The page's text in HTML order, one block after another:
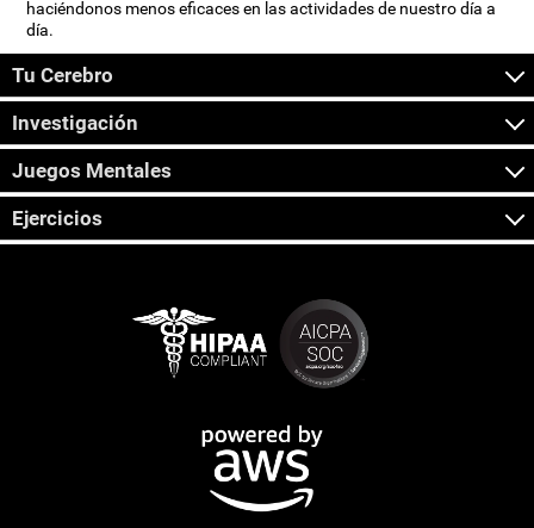
haciéndonos menos eficaces en las actividades de nuestro día a
día.
Tu Cerebro
Investigación
Juegos Mentales
Ejercicios